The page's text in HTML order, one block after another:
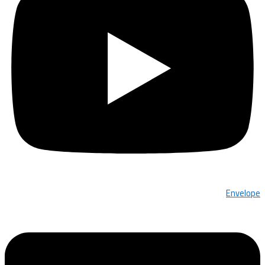
Envelope